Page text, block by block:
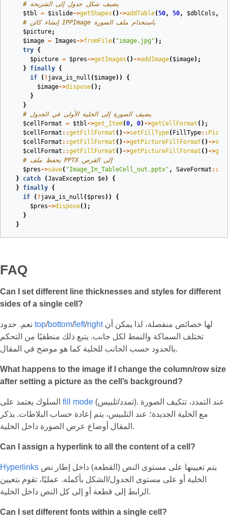
# يضيف شكل جدول إلى الشريحة
$tbl = $islide->getShapes () ->addTable(50, 50, $dblCols ,
# إنشاء كائن IPPImage باستخدام ملف الصورة
$picture;
$image = Images->fromFile( "image.jpg" );
try {
$picture = $pres->getImages () ->addImage( $image);
} finally {
if
( ! java_is_null ( $image))
{
$image->dispose();
}
}
# يضيف الصورة إلى الخلية الأولى في الجدول
$cellFormat = $tbl->get_Item(0, 0) ->getCellFormat ();
$cellFormat ::getFillFormat () ->setFillType( FillType::
$cellFormat ::getFillFormat () ->getPictureFillFormat () ->
$cellFormat ::getFillFormat () ->getPictureFillFormat () ->
# يحفظ ملف PPTX إلى القرص
$pres->save( "Image_In_TableCell_out.pptx" , SaveFormat ::
} catch (JavaException $e)
{
} finally {
if
( ! java_is_null ( $pres ))
{
$pres->dispose();
}
}
FAQ
Can I set different line thicknesses and styles for different
sides of a single cell?
top/bottom/left/rightلها خصائص منفصلة، لذا يمكن أن
تختلف السماكة والنمط لكل جانب. يتبع ذلك منطقيًا من التحكم
بالحدود حسب الجانب للخلية كما هو موضح في المقال.
What happens to the image if I change the column/row size
after setting a picture as the cell’s background?
fill mode (تمدد/تلبيس). عند التمدد، تتكيف الصورة
مع الخلية الجديدة؛ عند التلبيس، يتم إعادة حساب البلاطات. يذكر
المقال أوضاع عرض الصورة داخل الخلية.
Can I assign a hyperlink to all the content of a cell?
Hyperlinks
الخلية أو على مستوى الجدول/الشكل بأكمله. عمليًا، تقوم بتعيين
الرابط إلى قطعة أو إلى كل النص داخل الخلية.
Can I set different fonts within a single cell?